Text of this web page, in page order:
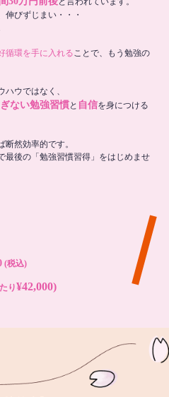
伸びずじまい・・・
循環を手に入れることで、もう勉強の
ウではなく、
ない勉強習慣と 自信を身につける
然効率的です。
最後の「勉強習慣習得」をはじめませ
(税込)
り¥42,000)